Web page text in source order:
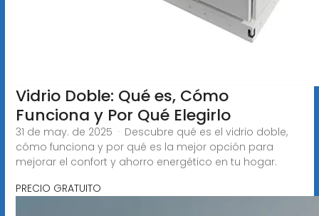
Vidrio Doble: Qué es, Cómo
Funciona y Por Qué Elegirlo
31 de may. de 2025 · Descubre qué es el vidrio doble,
cómo funciona y por qué es la mejor opción para
mejorar el confort y ahorro energético en tu hogar.
PRECIO GRATUITO